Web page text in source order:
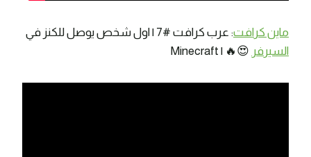
ماين كرافت: عرب كرافت #7 | اول شخص يوصل للكنز في
السيرفر 😍🔥 | Minecraft